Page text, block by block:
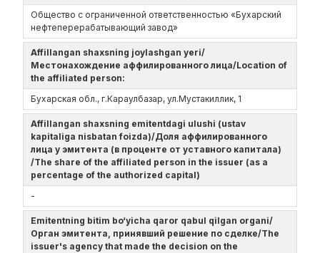
Общество с ограниченной ответственностью «Бухарский
нефтеперерабатывающий завод»
Affillangan shaxsning joylashgan yeri/
Местонахождение аффилированного лица/Location of
the affiliated person:
Бухарская обл., г.Караулбазар, ул.Мустакиллик, 1
Affillangan shaxsning emitentdagi ulushi (ustav
kapitaliga nisbatan foizda)/Доля аффилированного
лица у эмитента (в проценте от уставного капитала)
/The share of the affiliated person in the issuer (as a
percentage of the authorized capital)
-
Emitentning bitim bo‘yicha qaror qabul qilgan organi/
Орган эмитента, принявший решение по сделке/The
issuer's agency that made the decision on the